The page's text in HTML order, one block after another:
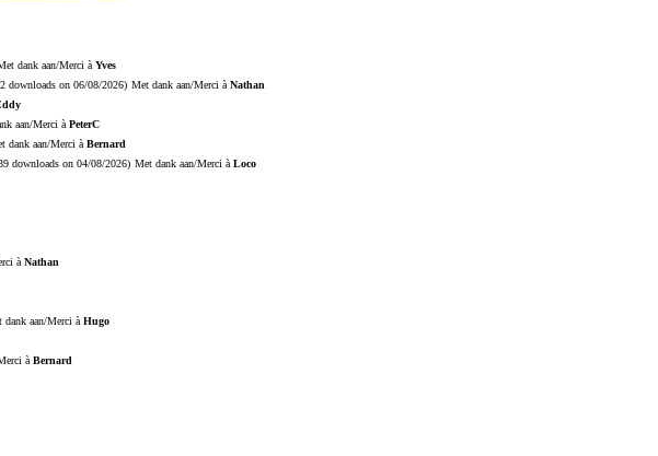
dank aan/Merci à Yves
downloads on 06/08/2026) Met dank aan/Merci à Nathan
aan/Merci à PeterC
dank aan/Merci à Bernard
downloads on 04/08/2026) Met dank aan/Merci à Loco
à Nathan
dank aan/Merci à Hugo
à Bernard